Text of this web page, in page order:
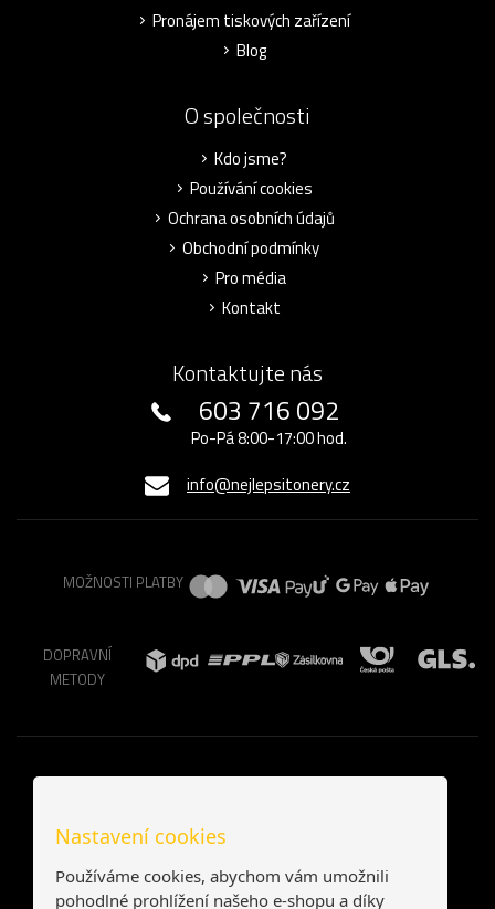
Pronájem tiskových zařízení
Blog
O společnosti
Kdo jsme?
Používání cookies
Ochrana osobních údajů
Obchodní podmínky
Pro média
Kontakt
Kontaktujte nás
603 716 092
Po-Pá 8:00-17:00 hod.
info@nejlepsitonery.cz
MOŽNOSTI PLATBY
DOPRAVNÍ
METODY
Nastavení cookies
Používáme cookies, abychom vám umožnili
pohodlné prohlížení našeho e-shopu a díky